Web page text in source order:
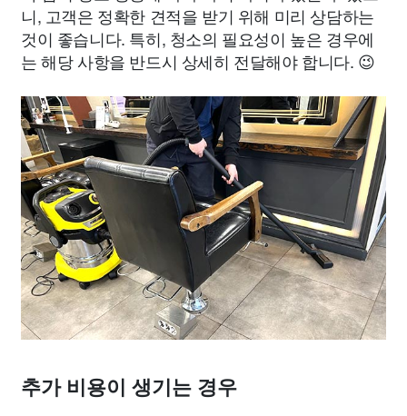
니, 고객은 정확한 견적을 받기 위해 미리 상담하는
것이 좋습니다. 특히, 청소의 필요성이 높은 경우에
는 해당 사항을 반드시 상세히 전달해야 합니다. 😉
추가 비용이 생기는 경우